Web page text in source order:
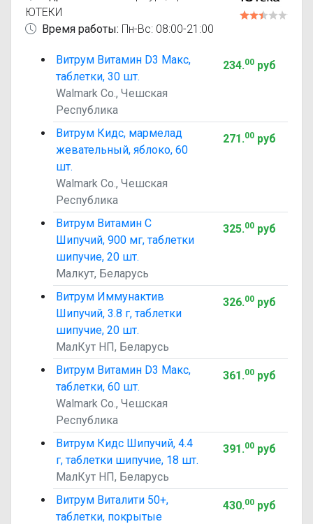
ЮТЕКИ
Время работы: Пн-Вс: 08:00-21:00
Витрум Витамин D3 Макс,
таблетки, 30 шт.
Walmark Co., Чешская
Республика
234.00руб
Витрум Кидс, мармелад
жевательный, яблоко, 60
шт.
Walmark Co., Чешская
Республика
271.00руб
Витрум Витамин С
Шипучий, 900 мг, таблетки
шипучие, 20 шт.
Малкут, Беларусь
325.00руб
Витрум Иммунактив
Шипучий, 3.8 г, таблетки
шипучие, 20 шт.
МалКут НП, Беларусь
326.00руб
Витрум Витамин D3 Макс,
таблетки, 60 шт.
Walmark Co., Чешская
Республика
361.00руб
Витрум Кидс Шипучий, 4.4
г, таблетки шипучие, 18 шт.
МалКут НП, Беларусь
391.00руб
Витрум Виталити 50+,
таблетки, покрытые
430.00руб